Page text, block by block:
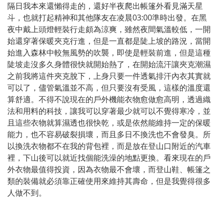
隔日我本來還懶得走的，還好半夜爬出帳篷外看見滿天星
斗，也就打起精神和其他隊友在凌晨03:00準時出發。在黑
夜中戴上頭燈輕裝行走頗為涼爽，雖然夜間氣溫較低，一開
始還穿著保暖夾克行進，但是一直都是陡上坡的路況，當開
始進入森林中較無風勢的吹襲，即使是輕裝前進，但是這種
陡坡走沒多久身體很快就開始熱了，在開始流汗讓夾克潮濕
之前我將這件夾克脫下，上身只要一件透氣排汗內衣其實就
可以了，儘管氣溫並不高，但只要沒有受風，這樣的溫度還
算舒適。不得不說現在的戶外機能衣物愈做愈高明，透過織
法和用料的科技，讓我可以穿著最少就可以不覺得寒冷，並
且這些衣物就算濕透也很快乾，或是依然能維持一定的保暖
能力，也不容易破裂損壞，而且多日不換洗也不會發臭。所
以換洗衣物都不在我的背包裡，而是放在登山口附近的汽車
裡，下山後可以就近找個能洗澡的地點更換。看來現在的戶
外衣物最值得投資，因為衣物最不會壞，而登山鞋、帳篷之
類的裝備就必須靠正確使用來維持其壽命，但是我覺得很多
人做不到。